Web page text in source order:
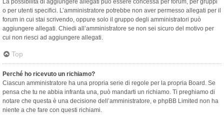
La possibilità di aggiungere allegati può essere concessa per forum, per gruppi
o per utenti specifici. L’amministratore potrebbe non aver permesso allegati per il
forum in cui stai scrivendo, oppure solo il gruppo degli amministratori può
aggiungere allegati. Chiedi all’amministratore se non sei sicuro del motivo per
cui non riesci ad aggiungere allegati.
Top
Perché ho ricevuto un richiamo?
Ciascun amministratore ha una propria serie di regole per la propria Board. Se
pensa che tu ne abbia infranta una, può mandarti un richiamo. Ti preghiamo di
notare che questa è una decisione dell’amministratore, e phpBB Limited non ha
niente a che fare con questi richiami.